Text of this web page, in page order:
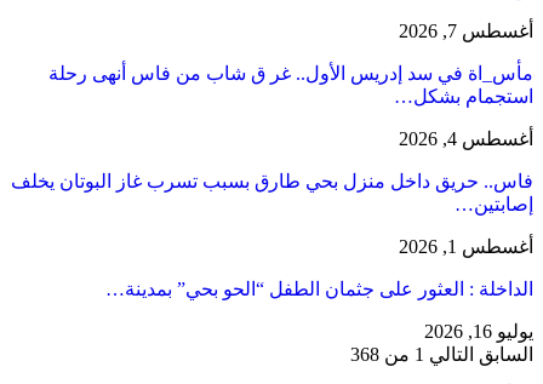
أغسطس 7, 2026
مأس_اة في سد إدريس الأول.. غر ق شاب من فاس أنهى رحلة
استجمام بشكل…
أغسطس 4, 2026
فاس.. حريق داخل منزل بحي طارق بسبب تسرب غاز البوتان يخلف
إصابتين…
أغسطس 1, 2026
​الداخلة : العثور على جثمان الطفل “الحو بحي” بمدينة…
يوليو 16, 2026
السابق التالي 1 من 368